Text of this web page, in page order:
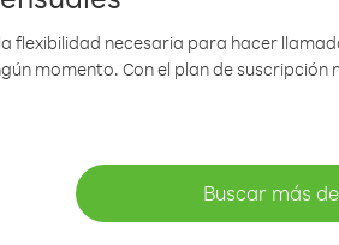
flexibilidad necesaria para hacer
momento. Con el plan de
Buscar más